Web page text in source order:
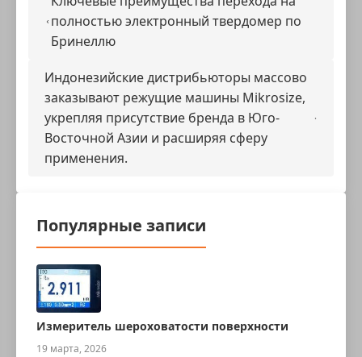
полностью электронный твердомер по
Бринеллю
Индонезийские дистрибьюторы массово
заказывают режущие машины Mikrosize,
укрепляя присутствие бренда в Юго-
Восточной Азии и расширяя сферу
применения.
Популярные записи
Измеритель шероховатости поверхности
19 марта, 2026